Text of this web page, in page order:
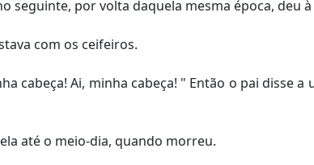
seguinte, por volta daquela mesma época, deu
com os ceifeiros.
cabeça! Ai, minha cabeça! " Então o pai disse a
até o meio-dia, quando morreu.